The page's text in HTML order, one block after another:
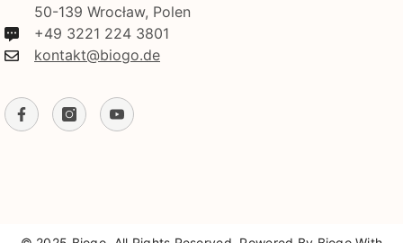
50-139 Wrocław, Polen
+49 3221 224 3801
kontakt@biogo.de